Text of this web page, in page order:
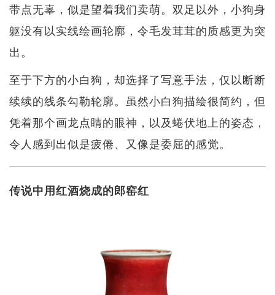
带点无辜，似是望着我们卖萌。双足以外，小狗身
躯没有以实线绘画轮廓，令毛发茸茸的质感更为突
出。
至于下方的小白狗，却选择了写意手法，仅以断断
续续的线条勾勒轮廓。虽然小白狗描绘很简约，但
凭着那个画龙点睛的眼神，以及蜷伏地上的姿态，
令人感到出似是疲倦、又像是委屈的感觉。
传说中用红酒烧成的郎窑红